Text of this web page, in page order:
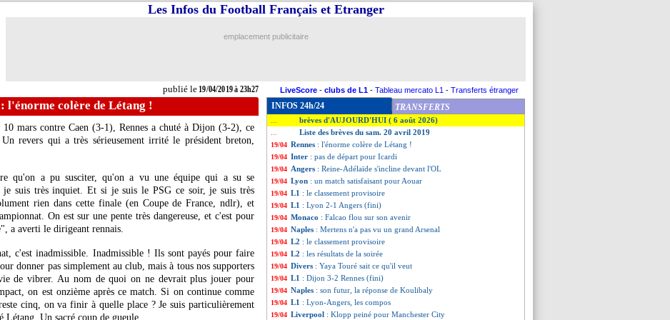
publié le19/04/2019 à 23h27
Les Infos du Football Français et Etranger
emplacement publicitaire
LiveScore - clubs de L1 - Tableau mercato L1 - Transferts étranger
: l'énorme colère de Létang !
mars contre Caen (3-1), Rennes a chuté à Dijon (3-2), ce
revers qui a très sérieusement irrité le président breton,
qu'on a pu susciter, qu'on a vu une équipe qui a su se
je suis très inquiet. Et si je suis le PSG ce soir, je suis très
rien dans cette finale (en Coupe de France, ndlr), et
On est sur une pente très dangereuse, et c'est pour
a averti le dirigeant rennais.
c'est inadmissible. Inadmissible ! Ils sont payés pour faire
donner pas simplement au club, mais à tous nos supporters
de vibrer. Au nom de quoi on ne devrait plus jouer pour
on est onzième après ce match. Si on continue comme
cinq, on va finir à quelle place ? Je suis particulièrement
Un sacré coup de gueule.
INFOS 24h/24 TRANSFERTS
brèves d'AUJOURD'HUI ( 6 août 2026)
Liste des brèves du sam. 20 avril 2019
19/04 Rennes : l'énorme colère de Létang !
19/04 Inter : pas de départ pour Icardi
19/04 Angers : Reine-Adélaïde s'incline devant l'OL
19/04 Lyon : un match satisfaisant pour Aouar
19/04 L1 : le classement provisoire
19/04 L1 : Lyon 2-1 Angers (fini)
19/04 Monaco : Falcao flou sur son avenir
19/04 Naples : Mertens n'a pas vu un grand Arsenal
19/04 L2 : le classement provisoire
19/04 L2 : les résultats de la soirée
19/04 Divers : Yaya Touré sait ce qu'il veut
19/04 L1 : Dijon 3-2 Rennes (fini)
19/04 Naples : son futur, la réponse de Koulibaly
19/04 L1 : Lyon-Angers, les compos
19/04 Liverpool : Klopp peiné pour Manchester City